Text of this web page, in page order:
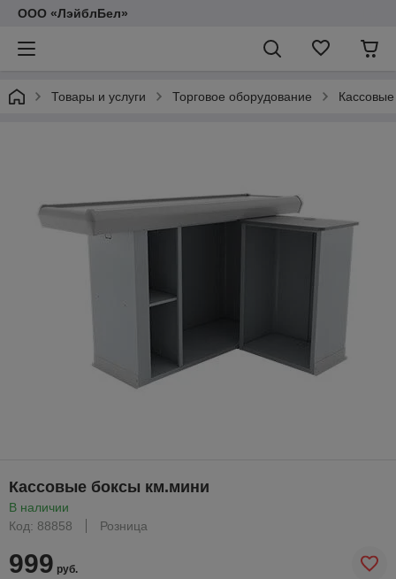
ООО «ЛэйблБел»
Товары и услуги Торговое оборудование
Кассовые боксы км.мини
В наличии
Код: 88858
Розница
999 руб.